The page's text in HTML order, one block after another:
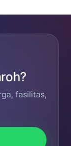
fasilitas,